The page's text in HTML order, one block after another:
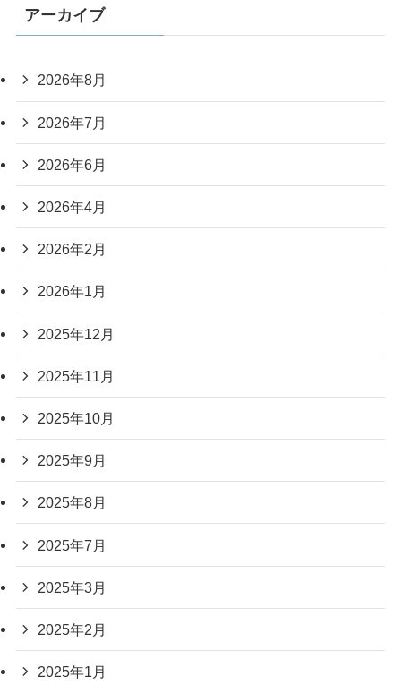
アーカイブ
2026年8月
2026年7月
2026年6月
2026年4月
2026年2月
2026年1月
2025年12月
2025年11月
2025年10月
2025年9月
2025年8月
2025年7月
2025年3月
2025年2月
2025年1月